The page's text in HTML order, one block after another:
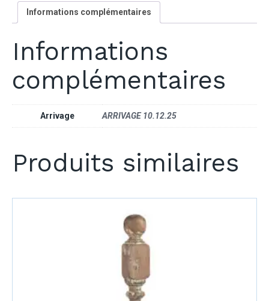
Informations complémentaires
Informations
complémentaires
Arrivage ARRIVAGE 10.12.25
Produits similaires